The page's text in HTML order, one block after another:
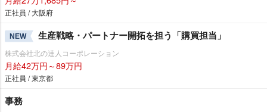
正社員 / 大阪府
NEW 生産戦略・パートナー開拓を担う「購買担当」
株式会社北の達人コーポレーション
月給42万円～89万円
正社員 / 東京都
事務